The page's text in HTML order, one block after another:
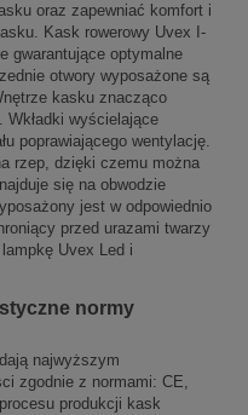
oraz zapewniać komfort i
Kask rowerowy Uvex I-
gwarantujące optymalne
otwory wyposażone są
kasku znacząco
Wkładki wyścielające
poprawiającego wentylację.
rzep, dzięki czemu można
się na obwodzie
jest w odpowiednio
przed urazami twarzy
Uvex Led i
normy
najwyższym
zgodnie z normami: CE,
produkcji kask